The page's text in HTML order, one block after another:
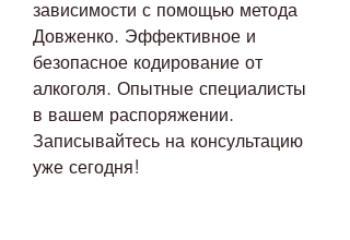
зависимости с помощью метода
Довженко. Эффективное и
безопасное кодирование от
алкоголя. Опытные специалисты
в вашем распоряжении.
Записывайтесь на консультацию
уже сегодня!